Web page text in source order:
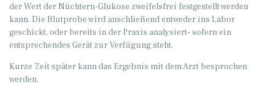
der Wert der Nüchtern-Glukose zweifelsfrei festgestellt werden
kann. Die Blutprobe wird anschließend entweder ins Labor
geschickt, oder bereits in der Praxis analysiert- sofern ein
entsprechendes Gerät zur Verfügung steht.
Kurze Zeit später kann das Ergebnis mit dem Arzt besprochen
werden.